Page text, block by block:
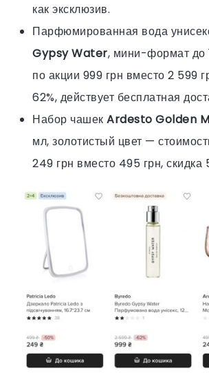
как эксклюзив.
Парфюмированная вода
Gypsy Water, мини-формат до
по акции 999 грн вместо 2 599
62%, действует бесплатная
Набор чашек Ardesto Golden
мл, золотистый цвет —
249 грн вместо 495 грн, скидка